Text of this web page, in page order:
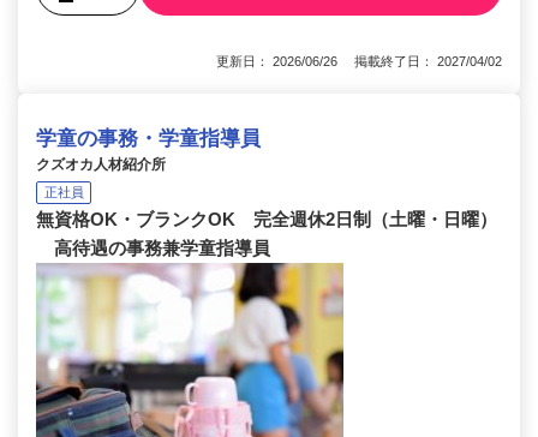
更新日： 2026/06/26 掲載終了日： 2027/04/02
学童の事務・学童指導員
クズオカ人材紹介所
正社員
無資格OK・ブランクOK 完全週休2日制（土曜・日曜）
高待遇の事務兼学童指導員